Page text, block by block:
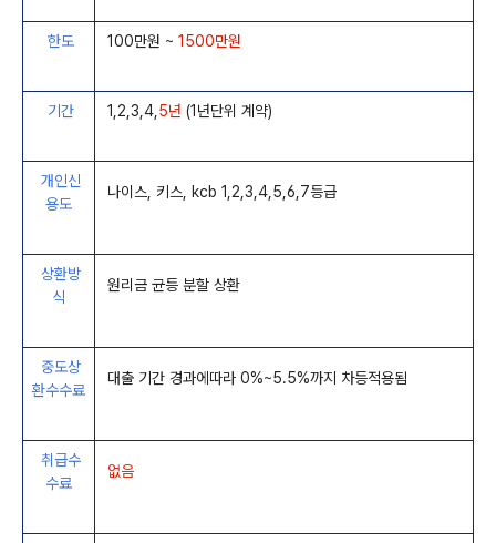
한도 100만원 ~ 1500만원
기간 1,2,3,4, 5년 (1년단위 계약)
개인신
용도
나이스, 키스, kcb 1,2,3,4,5,6,7등급
상환방
식
원리금 균등 분할 상환
중도상
환수수료
대출 기간 경과에따라 0%~5.5%까지 차등적용됨
취급수
수료
없음